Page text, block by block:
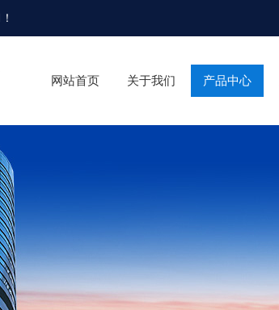
！
网站首页 关于我们 产品中心